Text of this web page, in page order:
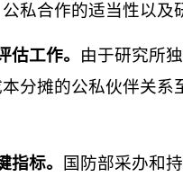
私合作的适当性以及
工作。
由于研究所
分摊的公私伙伴关
标。
国防部采办和